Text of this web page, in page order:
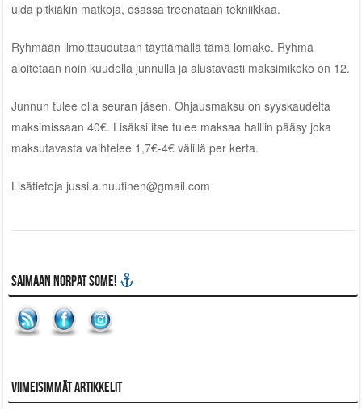
uida pitkiäkin matkoja, osassa treenataan tekniikkaa.
Ryhmään ilmoittaudutaan täyttämällä tämä lomake. Ryhmä
aloitetaan noin kuudella junnulla ja alustavasti maksimikoko on 12.
Junnun tulee olla seuran jäsen. Ohjausmaksu on syyskaudelta
maksimissaan 40€. Lisäksi itse tulee maksaa halliin pääsy joka
maksutavasta vaihtelee 1,7€-4€ välillä per kerta.
Lisätietoja jussi.a.nuutinen@gmail.com
Saimaan Norpat SoMe!
Viimeisimmät artikkelit